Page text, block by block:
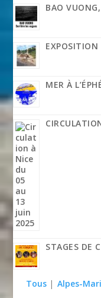
BAO
EXPOSITION
MER À
STAGES DE
Tous | Alpes-